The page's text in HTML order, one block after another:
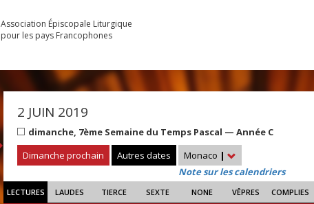
Association Épiscopale Liturgique
pour les pays Francophones
2 JUIN 2019
dimanche, 7ème Semaine du Temps Pascal — Année C
Dimanche prochain
Autres dates Monaco |
Note sur les calendriers
LECTURES LAUDES TIERCE SEXTE NONE VÊPRES COMPLIES